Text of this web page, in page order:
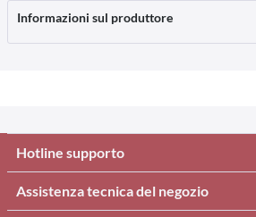
Informazioni sul produttore
Hotline supporto
Assistenza tecnica del negozio